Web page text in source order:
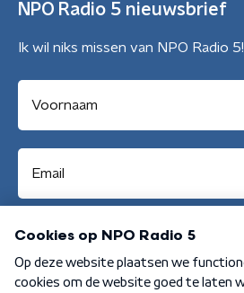
NPO Radio 5 nieuwsbrief
Ik wil niks missen van NPO Radio 5!
Aanmelden